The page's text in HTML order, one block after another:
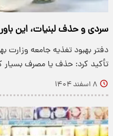
سردی و حذف لبنیات، این
دفتر بهبود تغذیه جامعه وزارت
تأکید کرد: حذف یا مصرف
۸ اسفند ۱۴۰۴